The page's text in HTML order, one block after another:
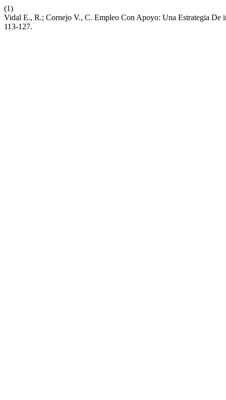
(1)
Vidal E., R.; Cornejo V., C. Empleo Con Apoyo: Una Estrategia De
113-127.